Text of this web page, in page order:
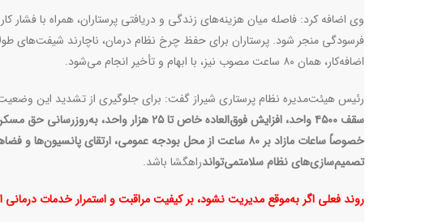
وی اضافه کرد: فاصله میان هزینه‌های زندگی و دریافتی پرستاران، همراه با فشار
فرسودگی منجر شود. پرستاران برای حفظ چرخ نظام درمان، ناچارند شیفت‌های
اضافه‌کار، همان ۸۰ ساعت مصوب نیز، با ابهام و تأخیر انجام می‌شود
.
رئیس هیئت‌مدیره نظام پرستاری شیراز گفت: برای جلوگیری از تشدید این
سقف ۴۵۰۰ واحد
، افزایش فوق‌العاده خاص تا ۲۵ هزار واحد، به‌روزرسانی حق مسکن، غذا و لباس متناسب با تورم
خصوصاً ساعات مازاد بر ۸۰ ساعت از محل بودجه عمومی
، ارتقای پانسیون‌ها و
تصمیم‌سازی‌های نظام سلامتمی‌تواندراهگشا باشد.
روند فعلی اگر به‌موقع مدیریت نشود، بر کیفیت مراقبت و استمرار خدمات درمانی